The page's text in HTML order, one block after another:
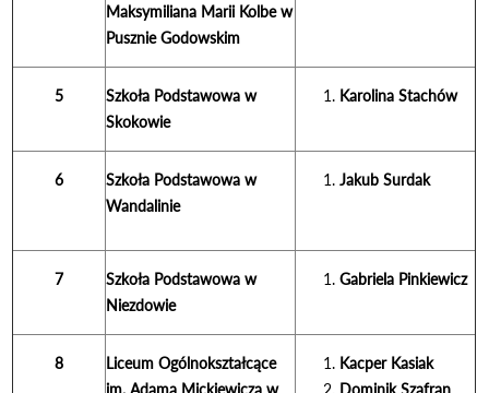
Maksymiliana Marii Kolbe w
Pusznie Godowskim
5
Szkoła Podstawowa w
Skokowie
Karolina Stachów
6
Szkoła Podstawowa w
Wandalinie
Jakub Surdak
7
Szkoła Podstawowa w
Niezdowie
Gabriela Pinkiewicz
8
Liceum Ogólnokształcące
im. Adama Mickiewicza w
Kacper Kasiak
Dominik Szafran